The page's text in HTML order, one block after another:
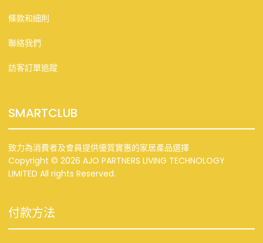
條款和細則
聯絡我們
訪客訂單追蹤
SMARTCLUB
致力為消費者及會員提供優質實惠的家居產品選擇
Copyright © 2026 AJO PARTNERS LIVING TECHNOLOGY
LIMITED All rights Reserved.
付款方法